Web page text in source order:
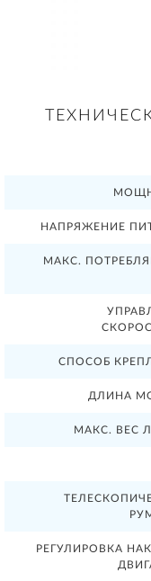
НАПРЯЖЕНИЕ
МАКС.
СПОСОБ
ДЛИНА
МАКС. ВЕС
РЕГУЛИРОВКА